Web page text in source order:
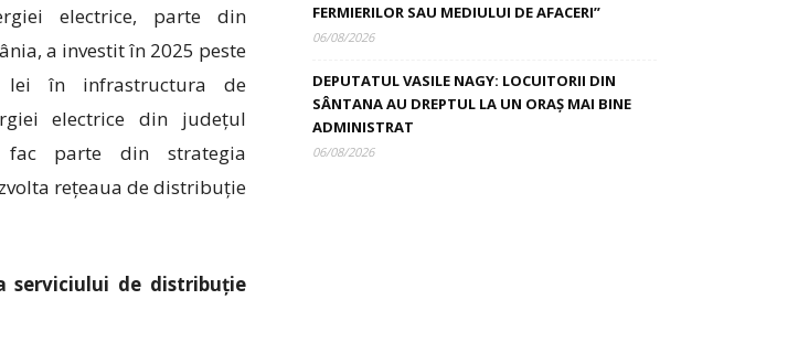
electrice, parte din
a investit în 2025 peste
în infrastructura de
electrice din județul
fac parte din strategia
rețeaua de distribuție
serviciului de distribuție
FERMIERILOR SAU MEDIULUI DE AFACERI”
06/08/2026
DEPUTATUL VASILE NAGY: LOCUITORII DIN
SÂNTANA AU DREPTUL LA UN ORAȘ MAI BINE
ADMINISTRAT
06/08/2026